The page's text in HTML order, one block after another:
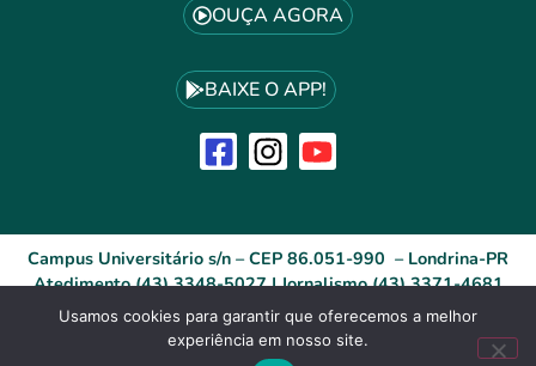
OUÇA AGORA
BAIXE O APP!
Campus Universitário s/n – CEP 86.051-990 – Londrina-PR
Atedimento (43) 3348-5027 | Jornalismo (43) 3371-4681
Desenvolvido por: ID Agência Digital®
Usamos cookies para garantir que oferecemos a melhor
experiência em nosso site.